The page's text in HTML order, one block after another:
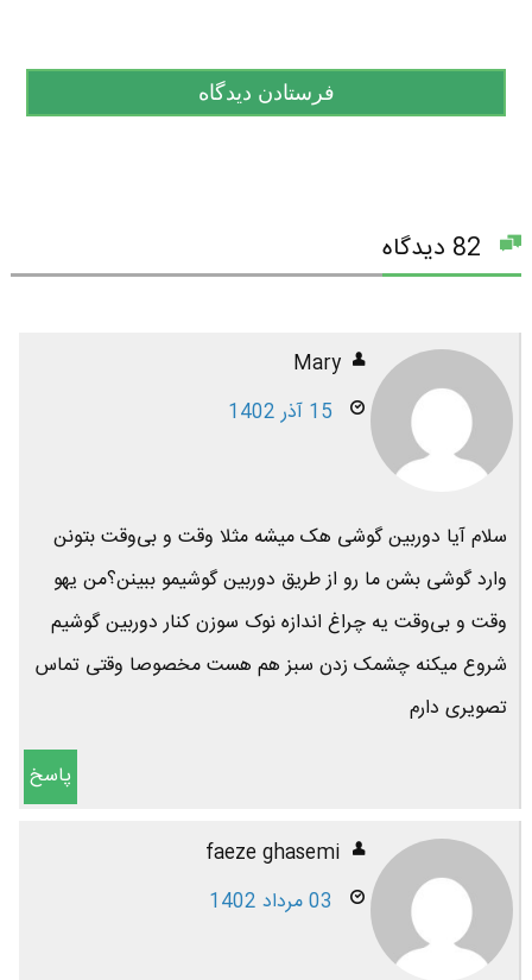
Mary
15 آذر 1402
سلام آیا دوربین گوشی هک میشه مثلا وقت و بی‌وقت بتونن
وارد گوشی بشن ما رو از طریق دوربین گوشیمو ببینن؟من یهو
وقت و بی‌وقت یه چراغ اندازه نوک سوزن کنار دوربین گوشیم
شروع میکنه چشمک زدن سبز هم هست مخصوصا وقتی تماس
تصویری دارم
پاسخ
faeze ghasemi
03 مرداد 1402